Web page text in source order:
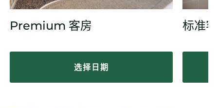
Premium 客房
选择日期
标准